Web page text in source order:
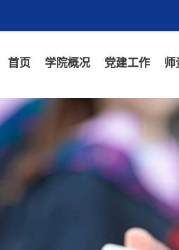
首页 学院概况 党建工作 师